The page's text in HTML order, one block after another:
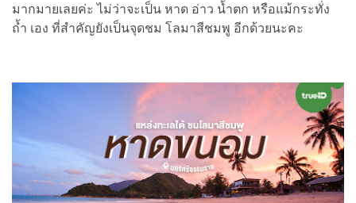
มากมายเลยค่ะ ไม่ว่าจะเป็น หาด อ่าว น้ำตก หรือแม้กระทั่ง
ถ้ำ เอง ที่สำคัญยังเป็นจุดชม โลมาสีชมพู อีกด้วยนะคะ